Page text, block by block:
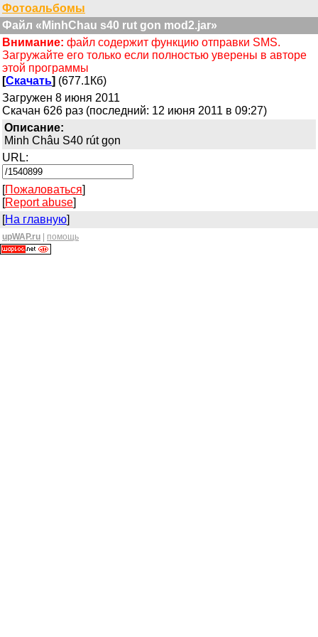
Фотоальбомы
Файл «MinhChau s40 rut gon mod2.jar»
Внимание: файл содержит функцию отправки SMS.
Загружайте его только если полностью уверены в авторе
этой программы
[Скачать] (677.1Кб)
Загружен 8 июня 2011
Скачан 626 раз (последний: 12 июня 2011 в 09:27)
Описание:
Minh Châu S40 rút gọn
URL:
[Пожаловаться]
[Report abuse]
[На главную]
upWAP.ru помощь